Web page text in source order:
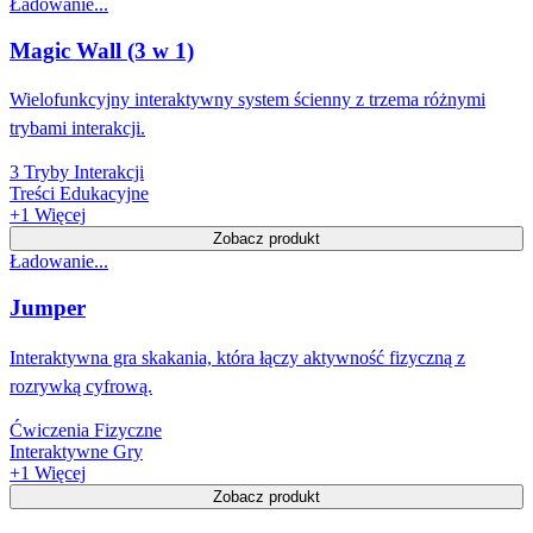
Ładowanie...
Magic Wall (3 w 1)
Wielofunkcyjny interaktywny system ścienny z trzema różnymi
trybami interakcji.
3 Tryby Interakcji
Treści Edukacyjne
+1 Więcej
Zobacz produkt
Ładowanie...
Jumper
Interaktywna gra skakania, która łączy aktywność fizyczną z
rozrywką cyfrową.
Ćwiczenia Fizyczne
Interaktywne Gry
+1 Więcej
Zobacz produkt